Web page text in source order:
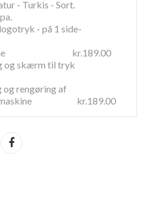
- Turkis - Sort.
- på 1 side-
kliche kr.189.00
og skærm til tryk
og rengøring af
kr.189.00